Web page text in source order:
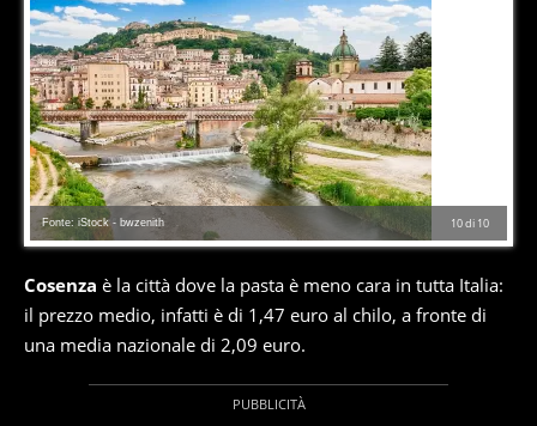
10di 10
Fonte: iStock - bwzenith
Cosenza è la città dove la pasta è meno cara in tutta Italia:
il prezzo medio, infatti è di 1,47 euro al chilo, a fronte di
una media nazionale di 2,09 euro.